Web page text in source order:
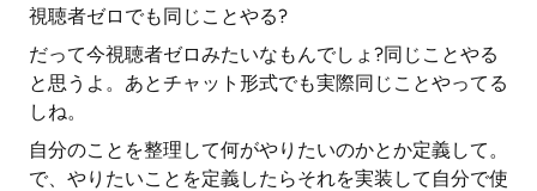
視聴者ゼロでも同じことやる?
だって今視聴者ゼロみたいなもんでしょ?同じことやる
と思うよ。あとチャット形式でも実際同じことやってる
しね。
自分のことを整理して何がやりたいのかとか定義して。
で、やりたいことを定義したらそれを実装して自分で使